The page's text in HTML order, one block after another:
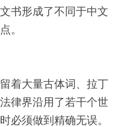
书形成了不同于中文
。
着大量古体词、拉丁
律界沿用了若干个世
必须做到精确无误。